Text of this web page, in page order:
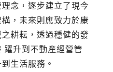
念，逐步建立了現今
，未來則應致力於康
耕耘，透過穩健的發
躍升到不動產經營管
生活服務。